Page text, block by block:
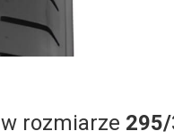
w rozmiarze 295/